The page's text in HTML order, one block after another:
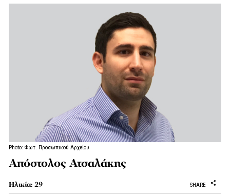
Photo: Φωτ. Προσωπικού Αρχείου
Απόστολος Ατσαλάκης
SHARE
Ηλικία: 29